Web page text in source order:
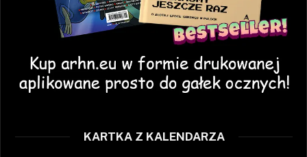
KARTKA Z KALENDARZA